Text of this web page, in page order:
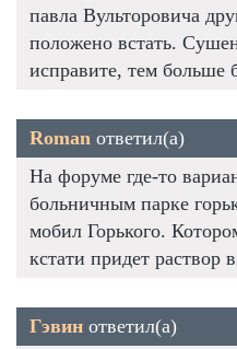
павла Вульторовича
положено встать.
исправите, тем больше
Roman ответил(а)
На форуме где-то
больничным парке
мобил Горького.
кстати придет раствор
Гэвин ответил(а)